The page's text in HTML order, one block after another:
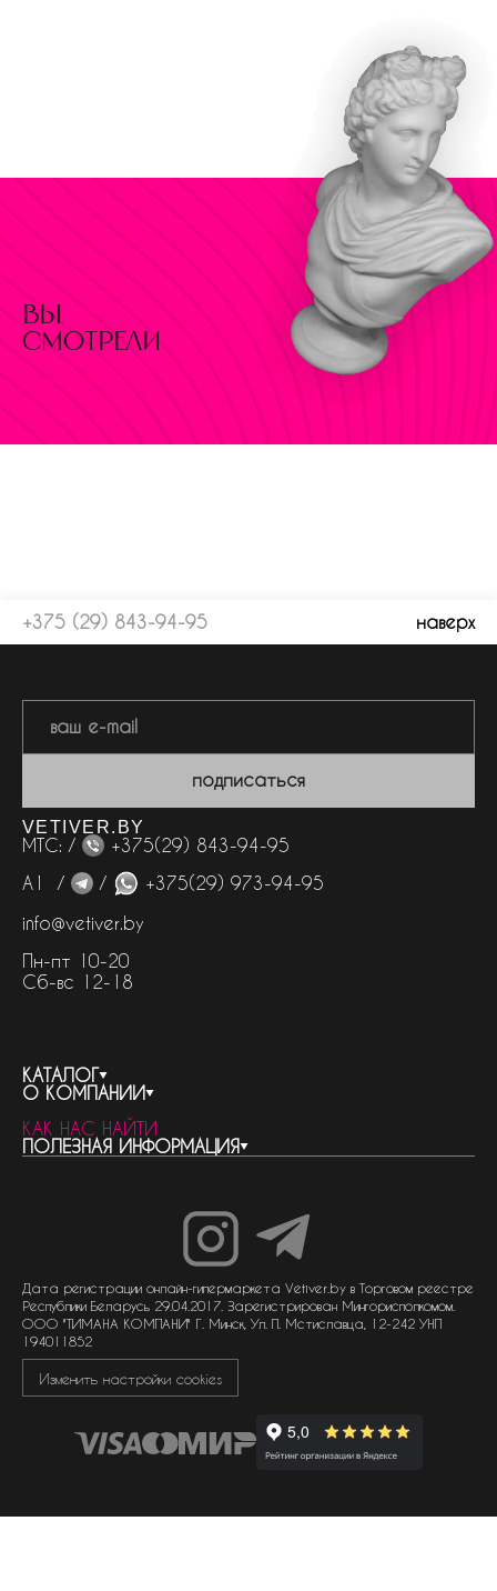
вы
смотрели
+375 (29) 843-94-95 наверх
подписаться
VETIVER.BY
МТС: /
+375(29) 843-94-95
А1 /
/
+375(29) 973-94-95
info@vetiver.by
Пн-пт 10-20
Сб-вс 12-18
КАТАЛОГ
весь каталог
бренды
женская парфюмерия
мужская парфюмерия
унисекс парфюмерия
О КОМПАНИИ
контакты
о компании
доставка и оплата
КАК НАС НАЙТИ
ПОЛЕЗНАЯ ИНФОРМАЦИЯ
как совершить покупку
политика обработки персональных данных
политика обработки файлов cookie
Дата регистрации онлайн-гипермаркета Vetiver.by в Торговом реестре
Республики Беларусь 29.04.2017. Зарегистрирован Мингорисполкомом.
ООО "ТИМАНА КОМПАНИ" Г. Минск, Ул. П. Мстиславца, 12-242 УНП
194011852
Изменить настройки cookies